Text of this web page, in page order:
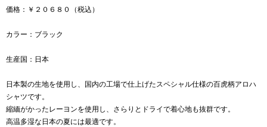
価格：￥２０６８０（税込）
カラー：ブラック
生産国：日本
日本製の生地を使用し、国内の工場で仕上げたスペシャル仕様の百虎柄アロハ
シャツです。
縮緬がかったレーヨンを使用し、さらりとドライで着心地も抜群です。
高温多湿な日本の夏には最適です。